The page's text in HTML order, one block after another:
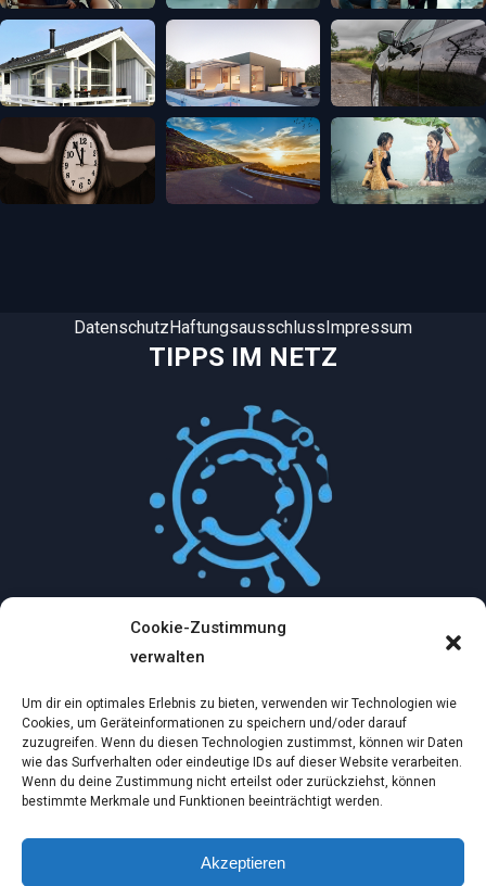
Cookie-Zustimmung
verwalten
Um dir ein optimales Erlebnis zu bieten, verwenden wir Technologien wie
Cookies, um Geräteinformationen zu speichern und/oder darauf
zuzugreifen. Wenn du diesen Technologien zustimmst, können wir Daten
wie das Surfverhalten oder eindeutige IDs auf dieser Website verarbeiten.
Wenn du deine Zustimmung nicht erteilst oder zurückziehst, können
bestimmte Merkmale und Funktionen beeinträchtigt werden.
Akzeptieren
TIPPS IM NETZ
DatenschutzHaftungsausschlussImpressum
Mythologische Abenteuer in der Welt der
Dez. 2, 2024
Ein virtueller Traum am wilden Strand